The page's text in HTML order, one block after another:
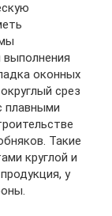
выполнения
оконных
срез
плавными
Такие
круглой и
у